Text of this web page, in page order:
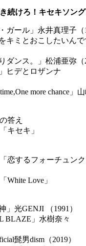
続けろ！キセキソング
ガール」永井真理子（
キミとおこしたいん
りダンス。」松浦亜
ヒデとロザンナ
）
more chance」
答え
キセキ」
恋するフォーチュンク
White Love」
神」光GENJI （
BLAZE」水樹奈々
）
Official髭男dism